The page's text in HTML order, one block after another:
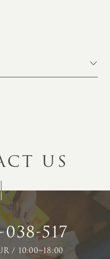
CT US
517
/ 10:00~18:00